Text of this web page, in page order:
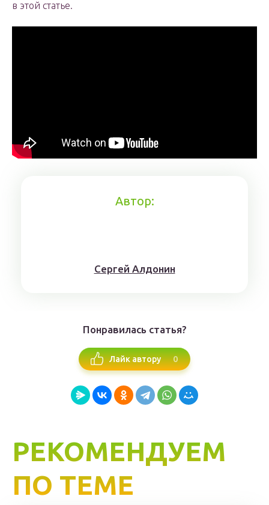
в этой статье.
Автор:
Сергей Алдонин
Понравилась статья?
Лайк автору 0
РЕКОМЕНДУЕМ
ПО ТЕМЕ